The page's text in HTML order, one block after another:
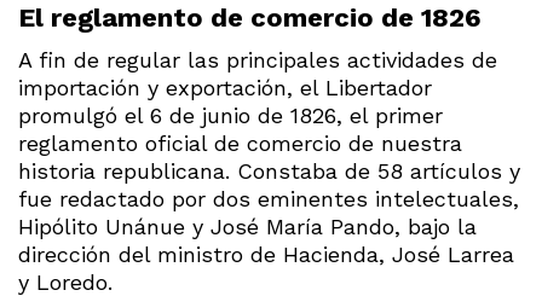
El reglamento de comercio de 1826
A fin de regular las principales actividades de
importación y exportación, el Libertador
promulgó el 6 de junio de 1826, el primer
reglamento oficial de comercio de nuestra
historia republicana. Constaba de 58 artículos y
fue redactado por dos eminentes intelectuales,
Hipólito Unánue y José María Pando, bajo la
dirección del ministro de Hacienda, José Larrea
y Loredo.